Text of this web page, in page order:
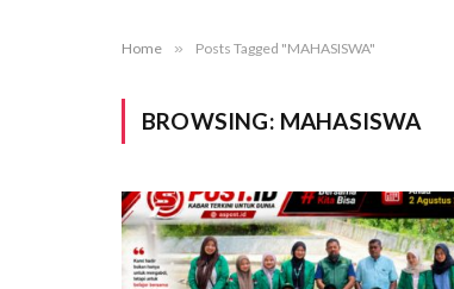
Home » Posts Tagged "MAHASISWA"
BROWSING: MAHASISWA